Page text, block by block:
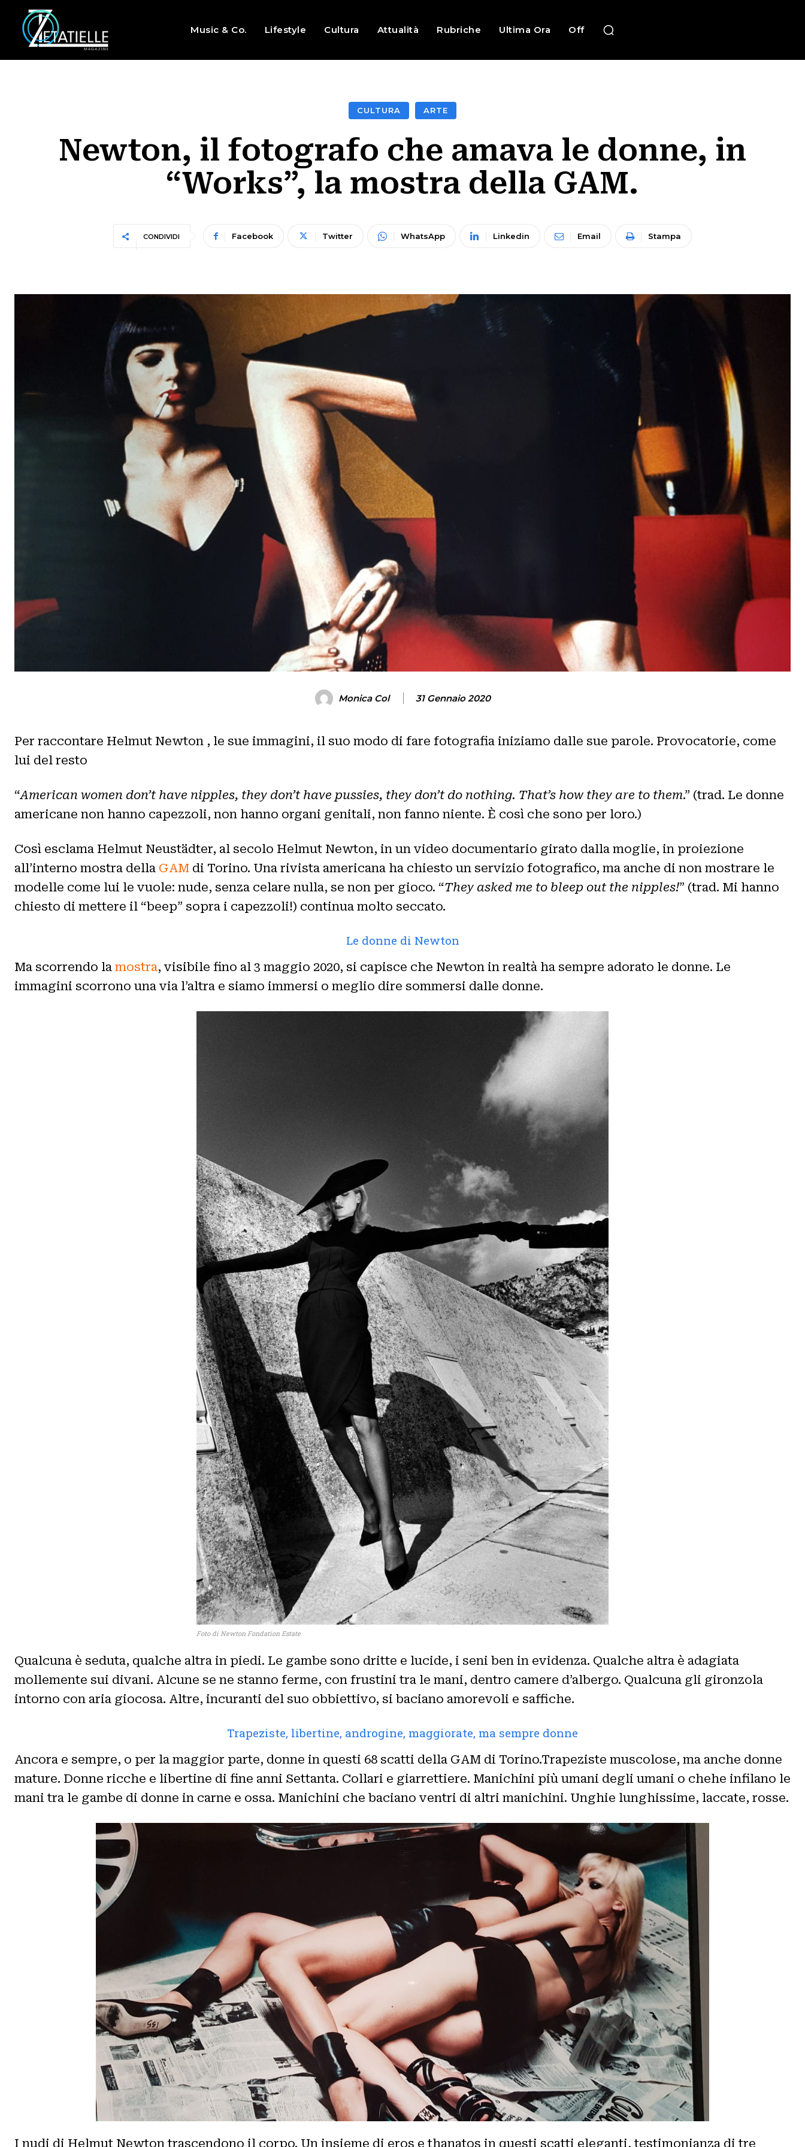
Music & Co. Lifestyle Cultura Attualità Rubriche Ultima Ora Off
CULTURA ARTE
Newton, il fotografo che amava le donne, in
“Works”, la mostra della GAM.
CONDIVIDI Facebook Twitter WhatsApp Linkedin Email Stampa
Monica Col 31 Gennaio 2020
Per raccontare Helmut Newton , le sue immagini, il suo modo di fare fotografia iniziamo dalle sue parole. Provocatorie, come
lui del resto
“American women don’t have nipples, they don’t have pussies, they don’t do nothing. That’s how they are to them.” (trad. Le donne
americane non hanno capezzoli, non hanno organi genitali, non fanno niente. È così che sono per loro.)
Così esclama Helmut Neustädter, al secolo Helmut Newton, in un video documentario girato dalla moglie, in proiezione
all’interno mostra della GAM di Torino. Una rivista americana ha chiesto un servizio fotografico, ma anche di non mostrare le
modelle come lui le vuole: nude, senza celare nulla, se non per gioco. “They asked me to bleep out the nipples!” (trad. Mi hanno
chiesto di mettere il “beep” sopra i capezzoli!) continua molto seccato.
Le donne di Newton
Ma scorrendo la mostra, visibile fino al 3 maggio 2020, si capisce che Newton in realtà ha sempre adorato le donne. Le
immagini scorrono una via l’altra e siamo immersi o meglio dire sommersi dalle donne.
Foto di Newton Fondation Estate
Qualcuna è seduta, qualche altra in piedi. Le gambe sono dritte e lucide, i seni ben in evidenza. Qualche altra è adagiata
mollemente sui divani. Alcune se ne stanno ferme, con frustini tra le mani, dentro camere d’albergo. Qualcuna gli gironzola
intorno con aria giocosa. Altre, incuranti del suo obbiettivo, si baciano amorevoli e saffiche.
Trapeziste, libertine, androgine, maggiorate, ma sempre donne
Ancora e sempre, o per la maggior parte, donne in questi 68 scatti della GAM di Torino.Trapeziste muscolose, ma anche donne
mature. Donne ricche e libertine di fine anni Settanta. Collari e giarrettiere. Manichini più umani degli umani o chehe infilano le
mani tra le gambe di donne in carne e ossa. Manichini che baciano ventri di altri manichini. Unghie lunghissime, laccate, rosse.
I nudi di Helmut Newton trascendono il corpo. Un insieme di eros e thanatos in questi scatti eleganti, testimonianza di tre